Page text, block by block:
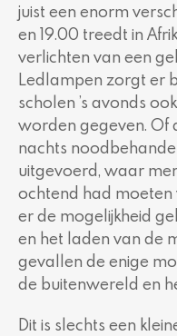
juist een enorm
en 19.00 treedt in
verlichten van een
Ledlampen zorgt er
scholen ’s avonds
worden gegeven. Of
nachts
uitgevoerd, waar
ochtend had
er de mogelijkheid
en het laden van de
gevallen de enige
de buitenwereld en
Dit is slechts een